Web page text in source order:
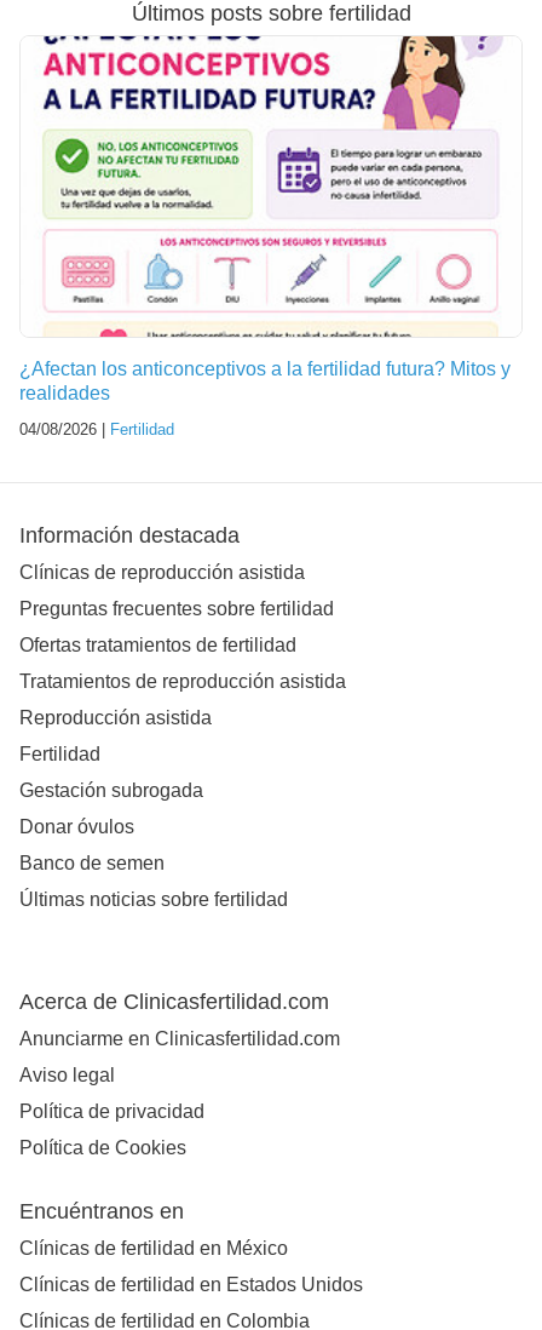
Últimos posts sobre fertilidad
¿Afectan los anticonceptivos a la fertilidad futura? Mitos y
realidades
04/08/2026 | Fertilidad
Información destacada
Clínicas de reproducción asistida
Preguntas frecuentes sobre fertilidad
Ofertas tratamientos de fertilidad
Tratamientos de reproducción asistida
Reproducción asistida
Fertilidad
Gestación subrogada
Donar óvulos
Banco de semen
Últimas noticias sobre fertilidad
Acerca de Clinicasfertilidad.com
Anunciarme en Clinicasfertilidad.com
Aviso legal
Política de privacidad
Política de Cookies
Encuéntranos en
Clínicas de fertilidad en México
Clínicas de fertilidad en Estados Unidos
Clínicas de fertilidad en Colombia